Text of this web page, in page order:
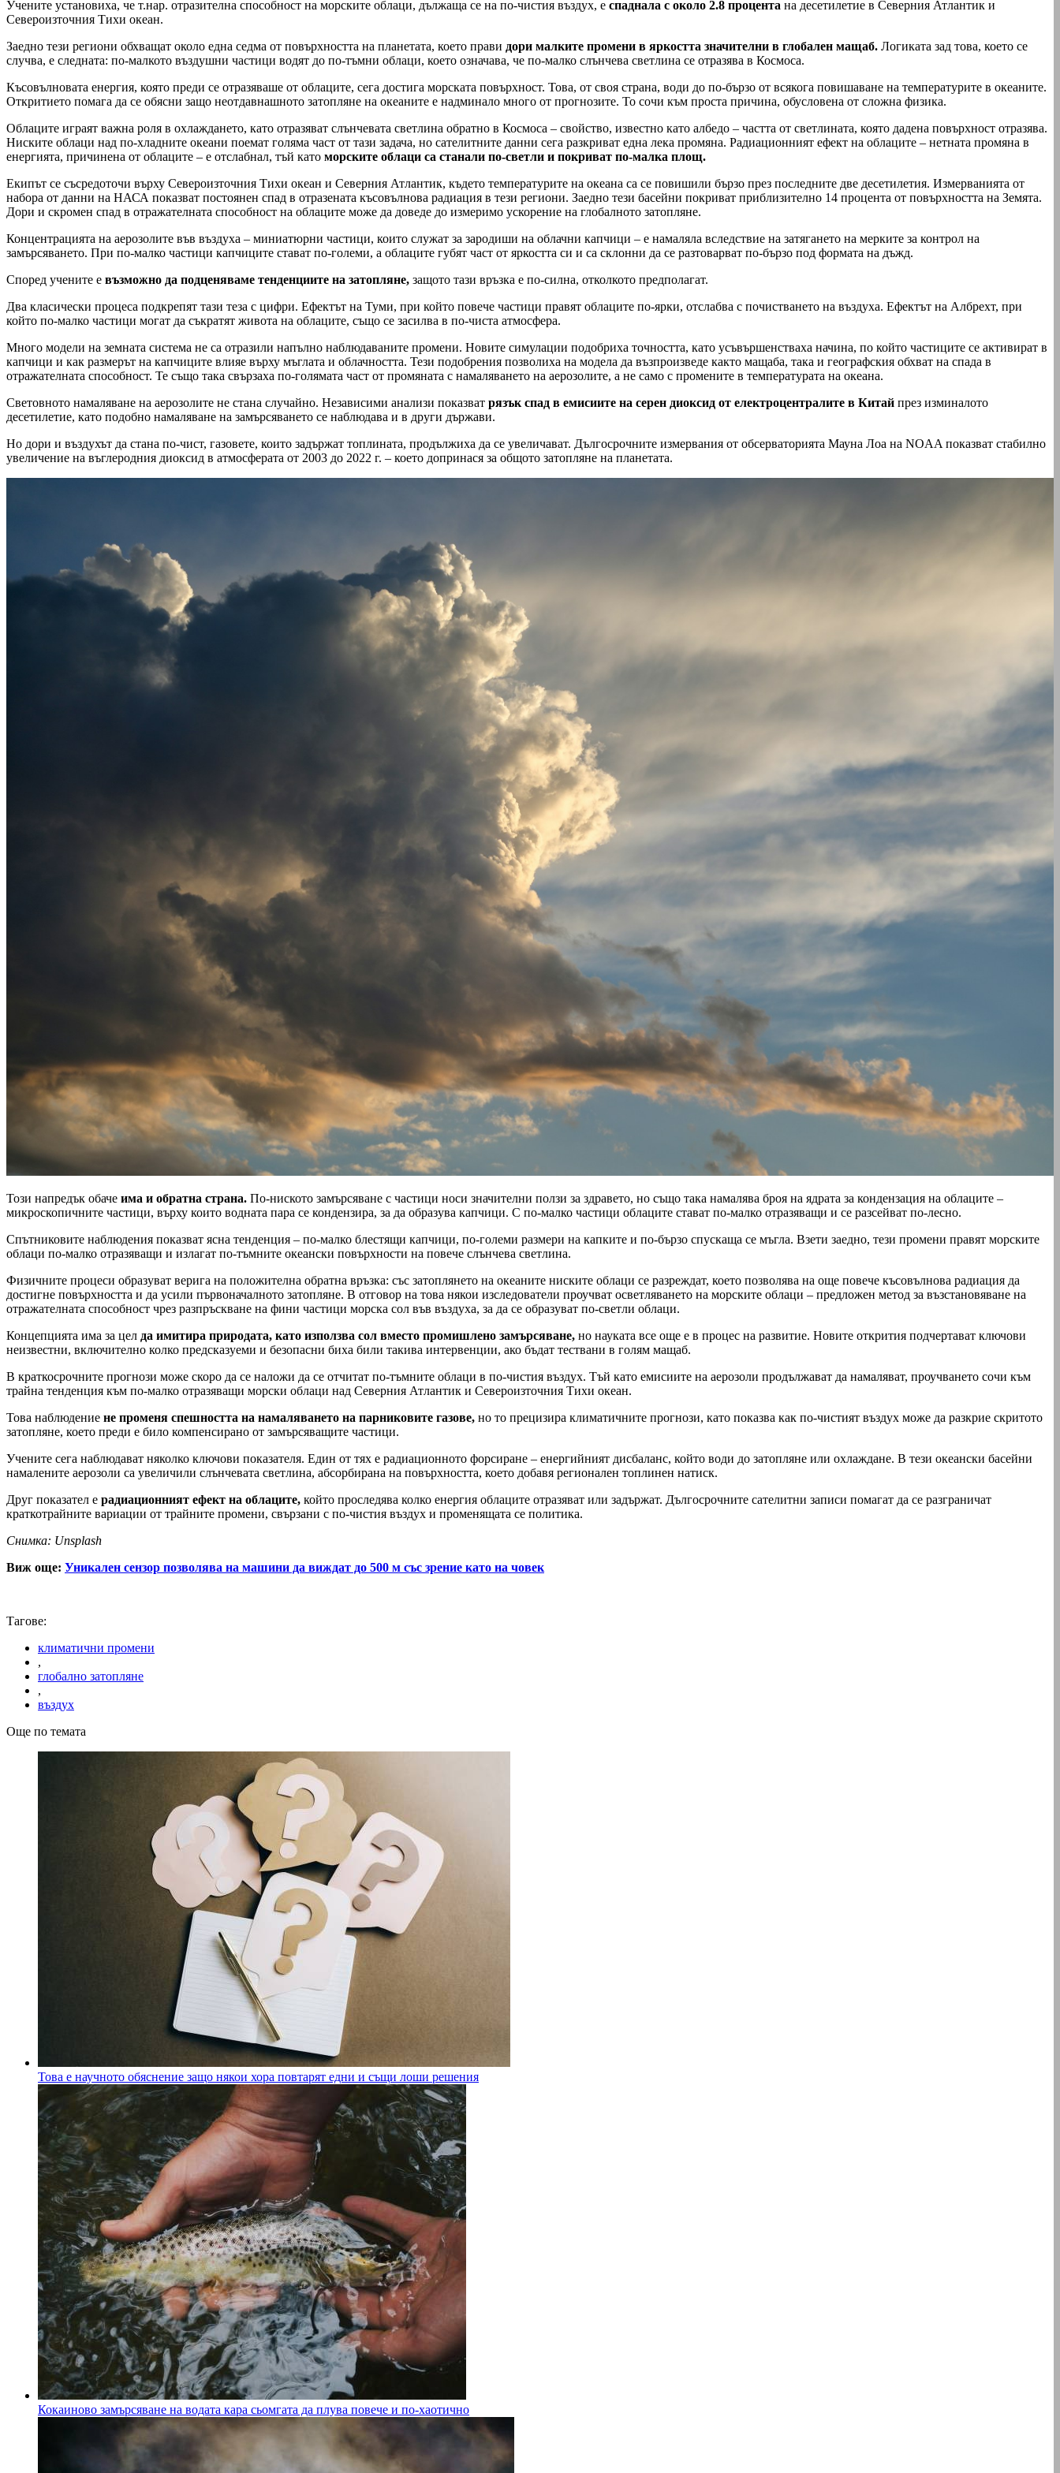
Учените установиха, че т.нар. отразителна способност на морските облаци, дължаща се на по-чистия въздух, е спаднала с около 2.8 процента на десетилетие в Северния Атлантик и
Североизточния Тихи океан.
Заедно тези региони обхващат около една седма от повърхността на планетата, което прави дори малките промени в яркостта значителни в глобален мащаб. Логиката зад това, което се
случва, е следната: по-малкото въздушни частици водят до по-тъмни облаци, което означава, че по-малко слънчева светлина се отразява в Космоса.
Късовълновата енергия, която преди се отразяваше от облаците, сега достига морската повърхност. Това, от своя страна, води до по-бързо от всякога повишаване на температурите в океаните.
Откритието помага да се обясни защо неотдавнашното затопляне на океаните е надминало много от прогнозите. То сочи към проста причина, обусловена от сложна физика.
Облаците играят важна роля в охлаждането, като отразяват слънчевата светлина обратно в Космоса – свойство, известно като албедо – частта от светлината, която дадена повърхност отразява.
Ниските облаци над по-хладните океани поемат голяма част от тази задача, но сателитните данни сега разкриват една лека промяна. Радиационният ефект на облаците – нетната промяна в
енергията, причинена от облаците – е отслабнал, тъй като морските облаци са станали по-светли и покриват по-малка площ.
Екипът се съсредоточи върху Североизточния Тихи океан и Северния Атлантик, където температурите на океана са се повишили бързо през последните две десетилетия. Измерванията от
набора от данни на НАСА показват постоянен спад в отразената късовълнова радиация в тези региони. Заедно тези басейни покриват приблизително 14 процента от повърхността на Земята.
Дори и скромен спад в отражателната способност на облаците може да доведе до измеримо ускорение на глобалното затопляне.
Концентрацията на аерозолите във въздуха – миниатюрни частици, които служат за зародиши на облачни капчици – е намаляла вследствие на затягането на мерките за контрол на
замърсяването. При по-малко частици капчиците стават по-големи, а облаците губят част от яркостта си и са склонни да се разтоварват по-бързо под формата на дъжд.
Според учените е възможно да подценяваме тенденциите на затопляне, защото тази връзка е по-силна, отколкото предполагат.
Два класически процеса подкрепят тази теза с цифри. Ефектът на Туми, при който повече частици правят облаците по-ярки, отслабва с почистването на въздуха. Ефектът на Албрехт, при
който по-малко частици могат да съкратят живота на облаците, също се засилва в по-чиста атмосфера.
Много модели на земната система не са отразили напълно наблюдаваните промени. Новите симулации подобриха точността, като усъвършенстваха начина, по който частиците се активират в
капчици и как размерът на капчиците влияе върху мъглата и облачността. Тези подобрения позволиха на модела да възпроизведе както мащаба, така и географския обхват на спада в
отражателната способност. Те също така свързаха по-голямата част от промяната с намаляването на аерозолите, а не само с промените в температурата на океана.
Световното намаляване на аерозолите не стана случайно. Независими анализи показват рязък спад в емисиите на серен диоксид от електроцентралите в Китай през изминалото
десетилетие, като подобно намаляване на замърсяването се наблюдава и в други държави.
Но дори и въздухът да стана по-чист, газовете, които задържат топлината, продължиха да се увеличават. Дългосрочните измервания от обсерваторията Мауна Лоа на NOAA показват стабилно
увеличение на въглеродния диоксид в атмосферата от 2003 до 2022 г. – което допринася за общото затопляне на планетата.
Този напредък обаче има и обратна страна. По-ниското замърсяване с частици носи значителни ползи за здравето, но също така намалява броя на ядрата за кондензация на облаците –
микроскопичните частици, върху които водната пара се кондензира, за да образува капчици. С по-малко частици облаците стават по-малко отразяващи и се разсейват по-лесно.
Спътниковите наблюдения показват ясна тенденция – по-малко блестящи капчици, по-големи размери на капките и по-бързо спускаща се мъгла. Взети заедно, тези промени правят морските
облаци по-малко отразяващи и излагат по-тъмните океански повърхности на повече слънчева светлина.
Физичните процеси образуват верига на положителна обратна връзка: със затоплянето на океаните ниските облаци се разреждат, което позволява на още повече късовълнова радиация да
достигне повърхността и да усили първоначалното затопляне. В отговор на това някои изследователи проучват осветляването на морските облаци – предложен метод за възстановяване на
отражателната способност чрез разпръскване на фини частици морска сол във въздуха, за да се образуват по-светли облаци.
Концепцията има за цел да имитира природата, като използва сол вместо промишлено замърсяване, но науката все още е в процес на развитие. Новите открития подчертават ключови
неизвестни, включително колко предсказуеми и безопасни биха били такива интервенции, ако бъдат тествани в голям мащаб.
В краткосрочните прогнози може скоро да се наложи да се отчитат по-тъмните облаци в по-чистия въздух. Тъй като емисиите на аерозоли продължават да намаляват, проучването сочи към
трайна тенденция към по-малко отразяващи морски облаци над Северния Атлантик и Североизточния Тихи океан.
Това наблюдение не променя спешността на намаляването на парниковите газове, но то прецизира климатичните прогнози, като показва как по-чистият въздух може да разкрие скритото
затопляне, което преди е било компенсирано от замърсяващите частици.
Учените сега наблюдават няколко ключови показателя. Един от тях е радиационното форсиране – енергийният дисбаланс, който води до затопляне или охлаждане. В тези океански басейни
намалените аерозоли са увеличили слънчевата светлина, абсорбирана на повърхността, което добавя регионален топлинен натиск.
Друг показател е радиационният ефект на облаците, който проследява колко енергия облаците отразяват или задържат. Дългосрочните сателитни записи помагат да се разграничат
краткотрайните вариации от трайните промени, свързани с по-чистия въздух и променящата се политика.
Снимка: Unsplash
Виж още: Уникален сензор позволява на машини да виждат до 500 м със зрение като на човек
Тагове:
климатични промени
,
глобално затопляне
,
въздух
Още по темата
Това е научното обяснение защо някои хора повтарят едни и същи лоши решения
Кокаиново замърсяване на водата кара сьомгата да плува повече и по-хаотично